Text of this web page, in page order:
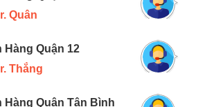
Quân
Quận 12
Thắng
Hàng Quận Tân Bình